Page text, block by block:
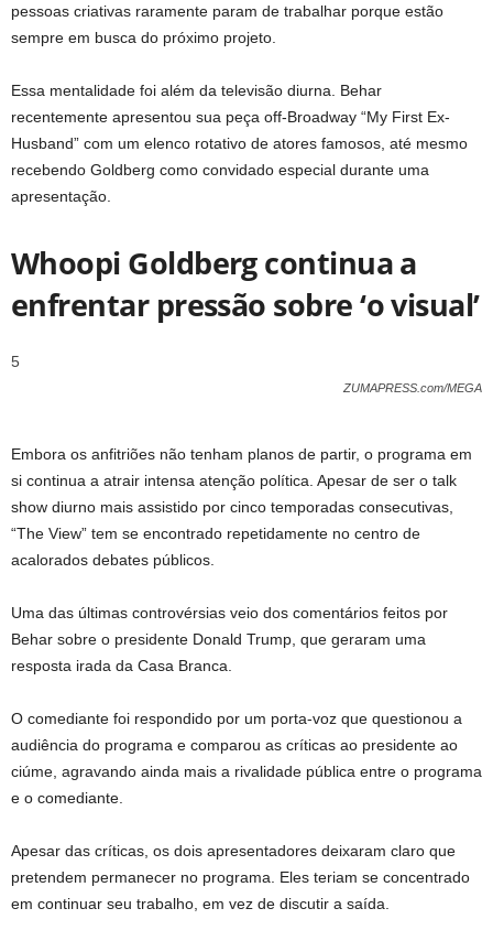
pessoas criativas raramente param de trabalhar porque estão
sempre em busca do próximo projeto.
Essa mentalidade foi além da televisão diurna. Behar
recentemente apresentou sua peça off-Broadway “My First Ex-
Husband” com um elenco rotativo de atores famosos, até mesmo
recebendo Goldberg como convidado especial durante uma
apresentação.
Whoopi Goldberg continua a
enfrentar pressão sobre ‘o visual’
5
ZUMAPRESS.com/MEGA
Embora os anfitriões não tenham planos de partir, o programa em
si continua a atrair intensa atenção política. Apesar de ser o talk
show diurno mais assistido por cinco temporadas consecutivas,
“The View” tem se encontrado repetidamente no centro de
acalorados debates públicos.
Uma das últimas controvérsias veio dos comentários feitos por
Behar sobre o presidente Donald Trump, que geraram uma
resposta irada da Casa Branca.
O comediante foi respondido por um porta-voz que questionou a
audiência do programa e comparou as críticas ao presidente ao
ciúme, agravando ainda mais a rivalidade pública entre o programa
e o comediante.
Apesar das críticas, os dois apresentadores deixaram claro que
pretendem permanecer no programa. Eles teriam se concentrado
em continuar seu trabalho, em vez de discutir a saída.